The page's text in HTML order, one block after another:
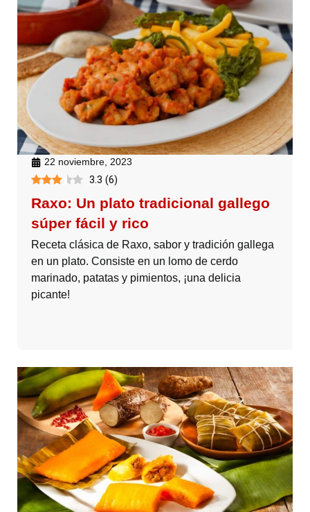
22 noviembre, 2023
3.3 (6)
Raxo: Un plato tradicional gallego
súper fácil y rico
Receta clásica de Raxo, sabor y tradición gallega
en un plato. Consiste en un lomo de cerdo
marinado, patatas y pimientos, ¡una delicia
picante!